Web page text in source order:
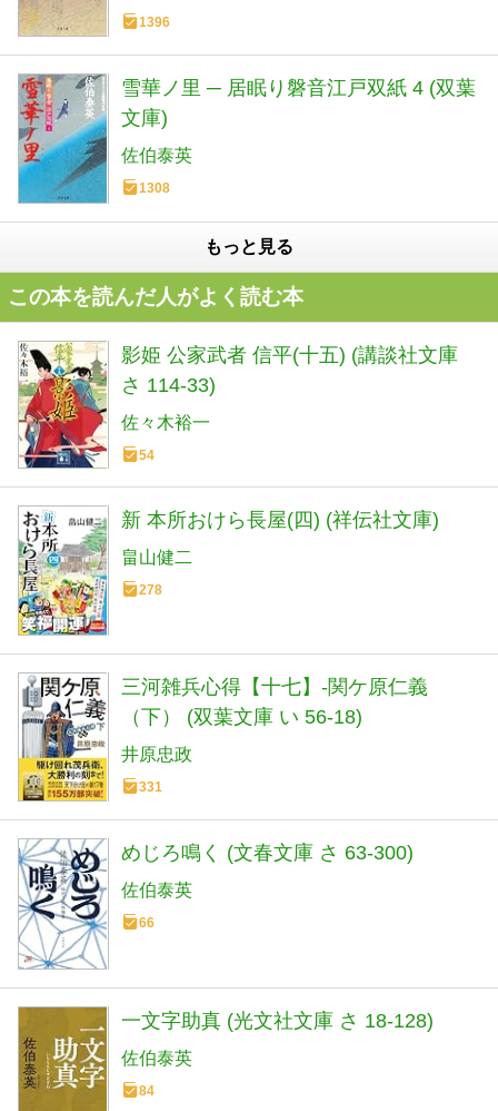
1396
雪華ノ里 ─ 居眠り磐音江戸双紙 4 (双葉
文庫)
佐伯泰英
1308
もっと見る
この本を読んだ人がよく読む本
影姫 公家武者 信平(十五) (講談社文庫
さ 114-33)
佐々木裕一
54
新 本所おけら長屋(四) (祥伝社文庫)
畠山健二
278
三河雑兵心得【十七】-関ケ原仁義
（下） (双葉文庫 い 56-18)
井原忠政
331
めじろ鳴く (文春文庫 さ 63-300)
佐伯泰英
66
一文字助真 (光文社文庫 さ 18-128)
佐伯泰英
84